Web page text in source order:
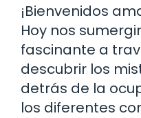
¡Bienvenidos
Hoy nos
fascinante a
descubrir los
detrás de la
los diferentes